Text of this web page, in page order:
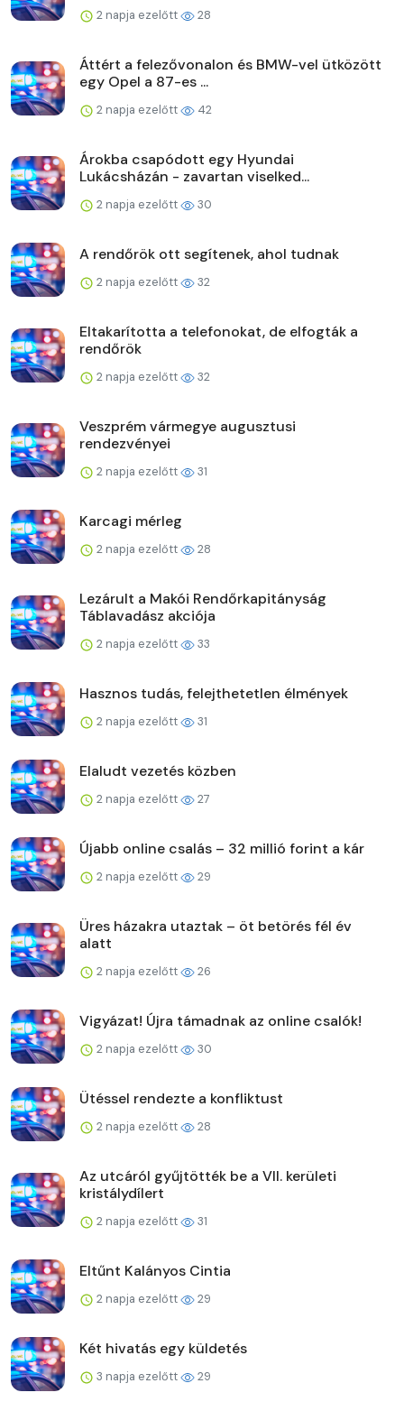
2 napja ezelőtt 28
Áttért a felezővonalon és BMW-vel ütközött
egy Opel a 87-es ...
2 napja ezelőtt 42
Árokba csapódott egy Hyundai
Lukácsházán - zavartan viselked...
2 napja ezelőtt 30
A rendőrök ott segítenek, ahol tudnak
2 napja ezelőtt 32
Eltakarította a telefonokat, de elfogták a
rendőrök
2 napja ezelőtt 32
Veszprém vármegye augusztusi
rendezvényei
2 napja ezelőtt 31
Karcagi mérleg
2 napja ezelőtt 28
Lezárult a Makói Rendőrkapitányság
Táblavadász akciója
2 napja ezelőtt 33
Hasznos tudás, felejthetetlen élmények
2 napja ezelőtt 31
Elaludt vezetés közben
2 napja ezelőtt 27
Újabb online csalás – 32 millió forint a kár
2 napja ezelőtt 29
Üres házakra utaztak – öt betörés fél év
alatt
2 napja ezelőtt 26
Vigyázat! Újra támadnak az online csalók!
2 napja ezelőtt 30
Ütéssel rendezte a konfliktust
2 napja ezelőtt 28
Az utcáról gyűjtötték be a VII. kerületi
kristálydílert
2 napja ezelőtt 31
Eltűnt Kalányos Cintia
2 napja ezelőtt 29
Két hivatás egy küldetés
3 napja ezelőtt 29